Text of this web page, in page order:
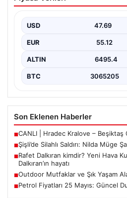
Eczaneden ilaç aldıktan sonra
USD 47.69
EUR 55.12
ALTIN 6495.4
BTC 3065205
Son Eklenen Haberler
■CANLI | Hradec Kralove – Beşiktaş
■Şişli’de Silahlı Saldırı: Nilda Müge
■Rafet Dalkıran kimdir? Yeni Hava
Dalkıran’ın hayatı
■Outdoor Mutfaklar ve Şık Yaşam
■Petrol Fiyatları 25 Mayıs: Güncel